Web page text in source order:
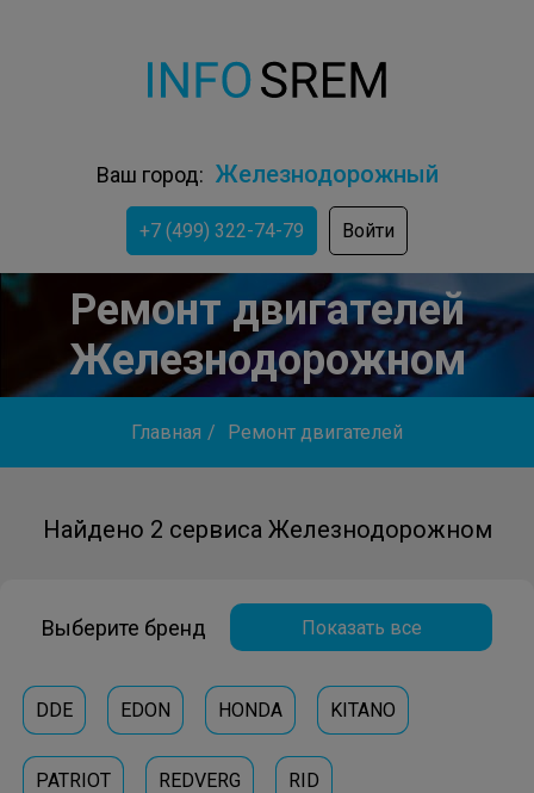
Ваш город: Железнодорожный
+7 (499) 322-74-79 Войти
Ремонт двигателей
Железнодорожном
Главная / Ремонт двигателей
Найдено 2 сервиса Железнодорожном
Выберите бренд Показать все
DDE EDON HONDA KITANO
PATRIOT REDVERG RID